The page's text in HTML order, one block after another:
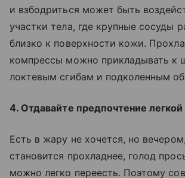
и взбодриться может быть
участки тела, где крупные сосуды
близко к поверхности кожи.
компрессы можно прикладывать к
локтевым сгибам и подколенным
4. Отдавайте предпочтение
Есть в жару не хочется, но
становится прохладнее, голод
можно легко переесть. Поэтому